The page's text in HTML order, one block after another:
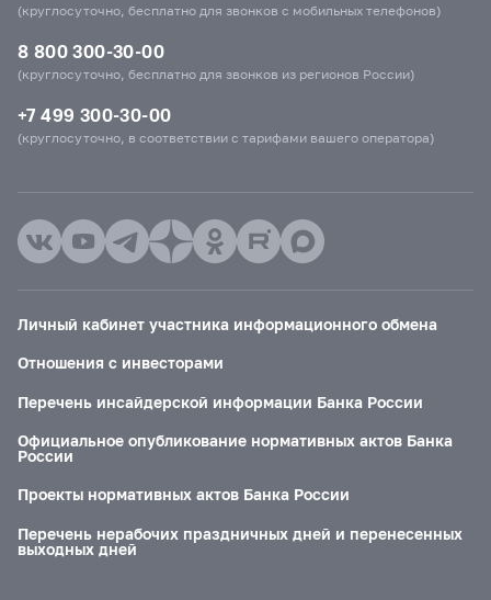
(круглосуточно, бесплатно для звонков с мобильных телефонов)
8 800 300-30-00
(круглосуточно, бесплатно для звонков из регионов России)
+7 499 300-30-00
(круглосуточно, в соответствии с тарифами вашего оператора)
Личный кабинет участника информационного обмена
Отношения с инвесторами
Перечень инсайдерской информации Банка России
Официальное опубликование нормативных актов Банка
России
Проекты нормативных актов Банка России
Перечень нерабочих праздничных дней и перенесенных
выходных дней